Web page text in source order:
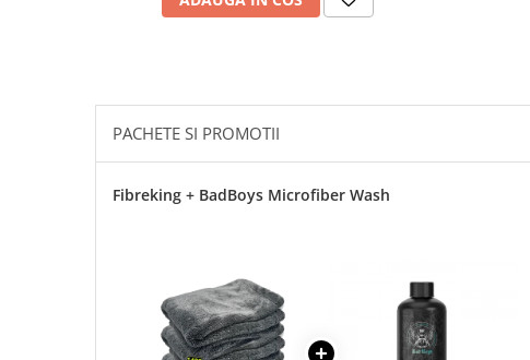
Recondiţionare Piele
Mănuşi Spălare
Aplicatoare Microfibră
Accesorii Detailing Auto
PACHETE SI PROMOTII
Fibreking + BadBoys Microfiber Wash